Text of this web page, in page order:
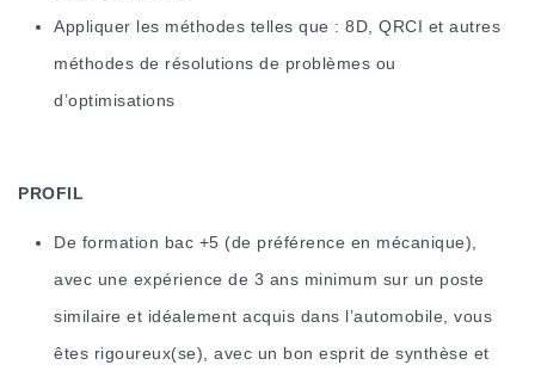
Appliquer les méthodes telles que : 8D, QRCI et autres
méthodes de résolutions de problèmes ou
d’optimisations
PROFIL
De formation bac +5 (de préférence en mécanique),
avec une expérience de 3 ans minimum sur un poste
similaire et idéalement acquis dans l’automobile, vous
êtes rigoureux(se), avec un bon esprit de synthèse et